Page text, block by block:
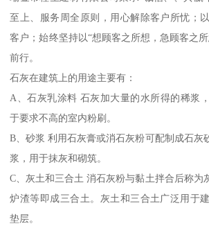
至上、服务周全原则，用心解除客户所忧；
客户；始终坚持以“想顾客之所想，急顾客之
前行。
石灰在建筑上的用途主要有：
A、石灰乳涂料 石灰加大量的水所得的稀浆
于要求不高的室内粉刷。
B、砂浆 利用石灰膏或消石灰粉可配制成石灰
浆，用于抹灰和砌筑。
C、灰土和三合土 消石灰粉与黏土拌合后称为
炉渣等即成三合土。灰土和三合土广泛用于
垫层。